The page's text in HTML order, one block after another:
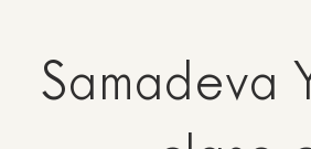
Samadeva